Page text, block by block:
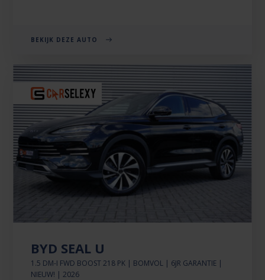
BEKIJK DEZE AUTO
BYD SEAL U
1.5 DM-I FWD BOOST 218 PK | BOMVOL | 6JR GARANTIE |
NIEUW! | 2026